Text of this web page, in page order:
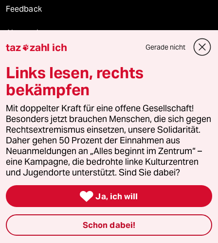
Feedback
Aboservice
Downloads für Abonnierende
© 2026 taz Verlags und Vertriebs GmbH
Alle Rechte vorbehalten. Bei rechtlichen Fragen oder für Genehmigungen
wenden Sie sich bitte anlizenzen@taz.de
Feedback Redaktionsstatut Kommune-Richtlinien
Leitlinie Datenschutz Impressum
Seitenwende Einwilligungen widerrufen (Ads)
taz zahl ich Gerade nicht
Links lesen, rechts
bekämpfen
Mit doppelter Kraft für eine offene Gesellschaft!
Besonders jetzt brauchen Menschen, die sich gegen
Rechtsextremismus einsetzen, unsere Solidarität.
Daher gehen 50 Prozent der Einnahmen aus
Neuanmeldungen an „Alles beginnt im Zentrum“ –
eine Kampagne, die bedrohte linke Kulturzentren
und Jugendorte unterstützt. Sind Sie dabei?
 Ja, ich will
Schon dabei!